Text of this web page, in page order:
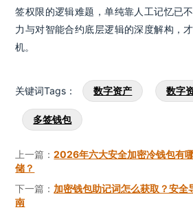
签权限的逻辑难题，单纯靠人工记忆已
力与对智能合约底层逻辑的深度解构，
机。
关键词Tags： 数字资产 数字
多签钱包
上一篇：2026年六大安全加密冷钱包有
储？
下一篇： 加密钱包助记词怎么获取？安全
南